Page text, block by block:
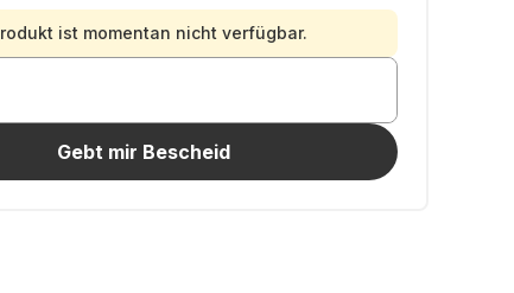
ist momentan nicht verfügbar.
Gebt mir Bescheid